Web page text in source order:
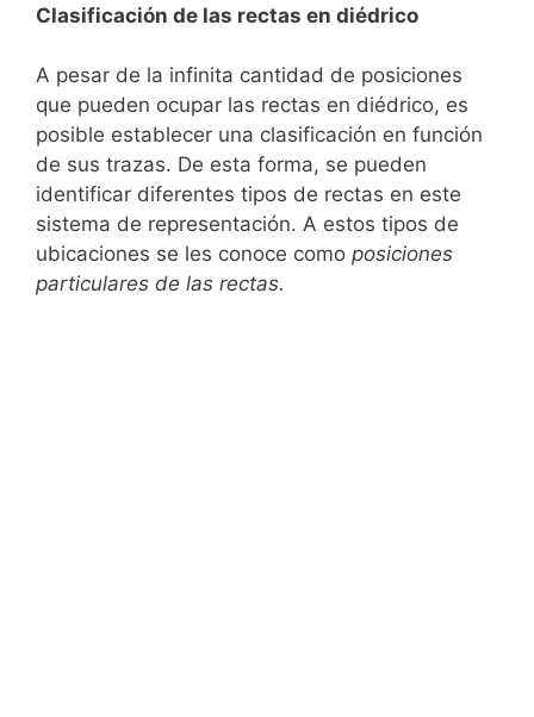
Clasificación de las rectas en diédrico
A pesar de la infinita cantidad de posiciones
que pueden ocupar las rectas en diédrico, es
posible establecer una clasificación en función
de sus trazas. De esta forma, se pueden
identificar diferentes tipos de rectas en este
sistema de representación. A estos tipos de
ubicaciones se les conoce como posiciones
particulares de las rectas.